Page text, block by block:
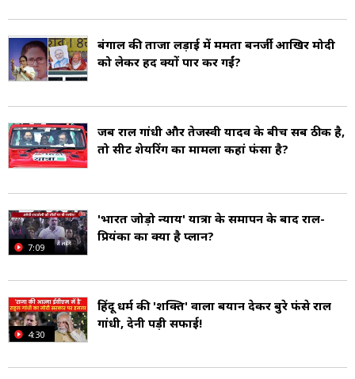
बंगाल की ताजा लड़ाई में ममता बनर्जी आखिर मोदी
को लेकर हद क्यों पार कर गईं?
जब राहुल गांधी और तेजस्वी यादव के बीच सब ठीक है,
तो सीट शेयरिंग का मामला कहां फंसा है?
7:09
'भारत जोड़ो न्याय' यात्रा के समापन के बाद राहुल-
प्रियंका का क्या है प्लान?
4:30
हिंदू धर्म की 'शक्ति' वाला बयान देकर बुरे फंसे राहुल
गांधी, देनी पड़ी सफाई!